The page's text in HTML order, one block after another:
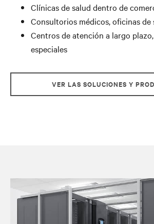
Clínicas de salud dentro de
Consultorios médicos, oficinas de
Centros de atención a largo
especiales
VER LAS SOLUCIONES Y